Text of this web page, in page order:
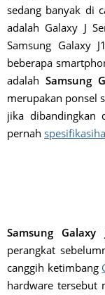
sedang banyak di
adalah Galaxy J
Samsung Galaxy
beberapa
adalah Samsung
merupakan ponsel
jika dibandingkan
pernah
Samsung Galaxy
perangkat
canggih ketimbang
hardware tersebut